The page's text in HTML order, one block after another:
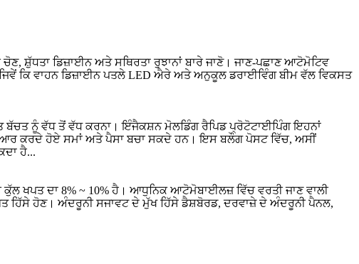
ਸ਼ੁੱਧਤਾ ਡਿਜ਼ਾਈਨ ਅਤੇ ਸਥਿਰਤਾ ਰੁਝਾਨਾਂ ਬਾਰੇ ਜਾਣੋ। ਜਾਣ-ਪਛਾਣ ਆਟੋਮੋਟਿਵ
ਕਿ ਵਾਹਨ ਡਿਜ਼ਾਈਨ ਪਤਲੇ LED ਐਰੇ ਅਤੇ ਅਨੁਕੂਲ ਡਰਾਈਵਿੰਗ ਬੀਮ ਵੱਲ ਵਿਕਸਤ
ਬੱਚਤ ਨੂੰ ਵੱਧ ਤੋਂ ਵੱਧ ਕਰਨਾ। ਇੰਜੈਕਸ਼ਨ ਮੋਲਡਿੰਗ ਰੈਪਿਡ ਪ੍ਰੋਟੋਟਾਈਪਿੰਗ ਇਹਨਾਂ
ਕਰਦੇ ਹੋਏ ਸਮਾਂ ਅਤੇ ਪੈਸਾ ਬਚਾ ਸਕਦੇ ਹਨ। ਇਸ ਬਲੌਗ ਪੋਸਟ ਵਿੱਚ, ਅਸੀਂ
ਹੈ...
ਖਪਤ ਦਾ 8% ~ 10% ਹੈ। ਆਧੁਨਿਕ ਆਟੋਮੋਬਾਈਲਜ਼ ਵਿੱਚ ਵਰਤੀ ਜਾਣ ਵਾਲੀ
ਹਿੱਸੇ ਹੋਣ। ਅੰਦਰੂਨੀ ਸਜਾਵਟ ਦੇ ਮੁੱਖ ਹਿੱਸੇ ਡੈਸ਼ਬੋਰਡ, ਦਰਵਾਜ਼ੇ ਦੇ ਅੰਦਰੂਨੀ ਪੈਨਲ,